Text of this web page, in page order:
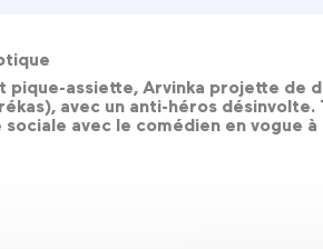
pique-assiette, Arvinka projette
avec un anti-héros
avec le comédien en vogue à